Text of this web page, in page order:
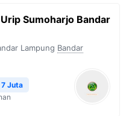
Sumoharjo Bandar
Lampung Bandar
Juta